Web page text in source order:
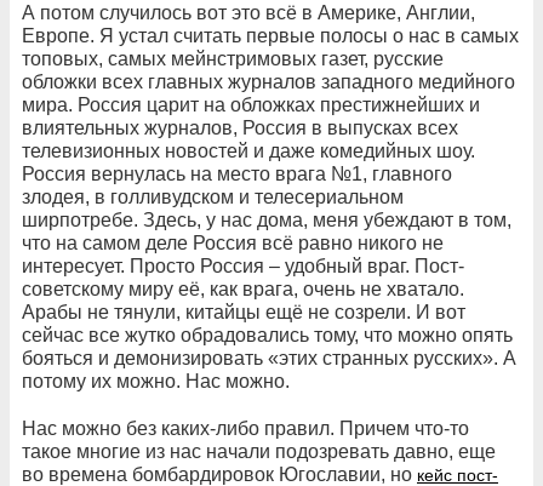
А потом случилось вот это всё в Америке, Англии,
Европе. Я устал считать первые полосы о нас в самых
топовых, самых мейнстримовых газет, русские
обложки всех главных журналов западного медийного
мира. Россия царит на обложках престижнейших и
влиятельных журналов, Россия в выпусках всех
телевизионных новостей и даже комедийных шоу.
Россия вернулась на место врага №1, главного
злодея, в голливудском и телесериальном
ширпотребе. Здесь, у нас дома, меня убеждают в том,
что на самом деле Россия всё равно никого не
интересует. Просто Россия – удобный враг. Пост-
советскому миру её, как врага, очень не хватало.
Арабы не тянули, китайцы ещё не созрели. И вот
сейчас все жутко обрадовались тому, что можно опять
бояться и демонизировать «этих странных русских». А
потому их можно. Нас можно.
Нас можно без каких-либо правил. Причем что-то
такое многие из нас начали подозревать давно, еще
во времена бомбардировок Югославии, но кейс пост-